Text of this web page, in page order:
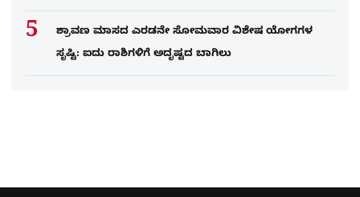
ಶ್ರಾವಣ ಮಾಸದ ಎರಡನೇ ಸೋಮವಾರ ವಿಶೇಷ ಯೋಗಗಳ
ಸೃಷ್ಟಿ: ಐದು ರಾಶಿಗಳಿಗೆ ಅದೃಷ್ಟದ ಬಾಗಿಲು